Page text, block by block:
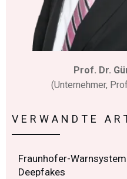
Prof. Dr.
(Unternehmer,
VERWANDTE
Fraunhofer-
Deepfakes